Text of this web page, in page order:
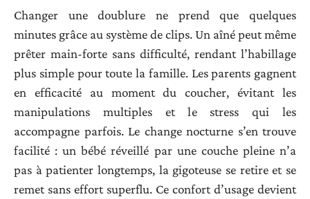
Changer une doublure ne prend que quelques
minutes grâce au système de clips. Un aîné peut même
prêter main-forte sans difficulté, rendant l’habillage
plus simple pour toute la famille. Les parents gagnent
en efficacité au moment du coucher, évitant les
manipulations multiples et le stress qui les
accompagne parfois. Le change nocturne s’en trouve
facilité : un bébé réveillé par une couche pleine n’a
pas à patienter longtemps, la gigoteuse se retire et se
remet sans effort superflu. Ce confort d’usage devient